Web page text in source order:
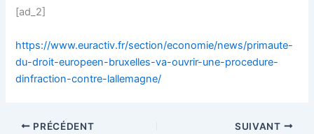
[ad_2]
https://www.euractiv.fr/section/economie/news/primaute-
du-droit-europeen-bruxelles-va-ouvrir-une-procedure-
dinfraction-contre-lallemagne/
PRÉCÉDENT SUIVANT